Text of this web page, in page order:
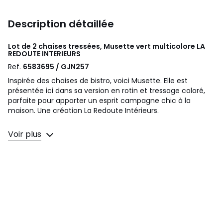
Description détaillée
Lot de 2 chaises tressées, Musette vert multicolore LA
REDOUTE INTERIEURS
Ref. 6583695 / GJN257
Inspirée des chaises de bistro, voici Musette. Elle est
présentée ici dans sa version en rotin et tressage coloré,
parfaite pour apporter un esprit campagne chic à la
maison. Une création La Redoute Intérieurs.
Description
• Pieds et structure en canne de rotin finition vernis
Voir plus